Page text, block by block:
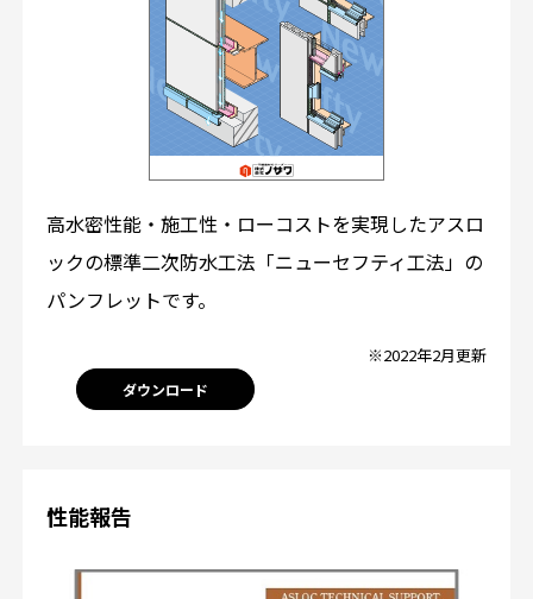
高水密性能・施工性・ローコストを実現したアスロ
ックの標準二次防水工法「ニューセフティ工法」の
パンフレットです。
※2022年2月更新
ダウンロード
性能報告